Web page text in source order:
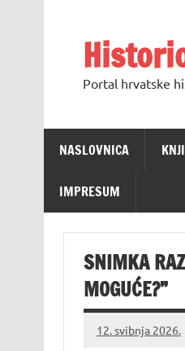
Portal hrvatske
NASLOVNICA
IMPRESUM
SNIMKA
MOGUĆE?”
12. svibnja 2026.